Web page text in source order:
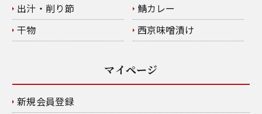
出汁・削り節
鯖カレー
干物
西京味噌漬け
マイページ
新規会員登録